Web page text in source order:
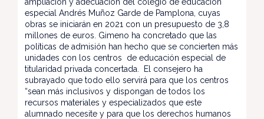
especial Andrés Muñoz Garde de Pamplona, cuyas
obras se iniciarán en 2021 con un presupuesto de 3,8
millones de euros. Gimeno ha concretado que las
políticas de admisión han hecho que se concierten más
unidades con los centros de educación especial de
titularidad privada concertada. El consejero ha
subrayado que todo ello servirá para que los centros
“sean más inclusivos y dispongan de todos los
recursos materiales y especializados que este
alumnado necesite y para que los derechos humanos